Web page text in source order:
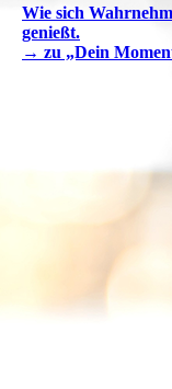
Wie sich
genießt.
→ zu „Dein